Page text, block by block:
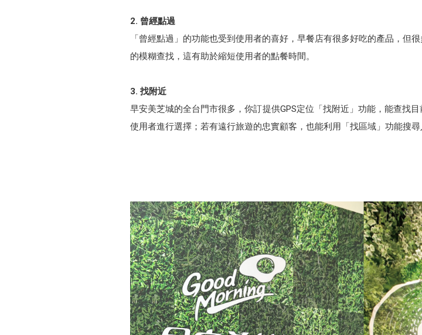
2. 曾經點過
「曾經點過」的功能也受到使用者的喜好，早餐店有很多好吃的產品，但
的模糊查找，這有助於縮短使用者的點餐時間。
3. 找附近
早安美芝城的全台門市很多，你訂提供GPS定位「找附近」功能，能查找
使用者進行選擇；若有遠行旅遊的忠實顧客，也能利用「找區域」功能搜